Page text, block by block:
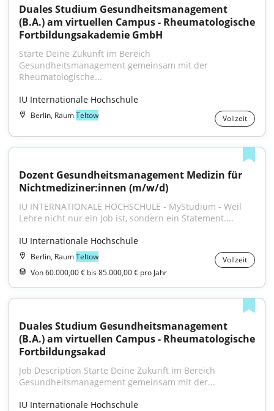
Duales Studium Gesundheitsmanagement
(B.A.) am virtuellen Campus - Rheumatologische
Fortbildungsakademie GmbH
Starte Deine Zukunft im Bereich
Gesundheitsmanagement gemeinsam mit der
Rheumatologische...
IU Internationale Hochschule
Berlin, RaumTeltow Vollzeit
Dozent Gesundheitsmanagement Medizin für
Nichtmediziner:innen (m/w/d)
IU INTERNATIONALE HOCHSCHULE - MyStudium - Weil
Lehre nicht nur ein Job ist, sondern ein Statement....
IU Internationale Hochschule
Berlin, RaumTeltow
Vollzeit
Von 60.000,00 € bis 85.000,00 € pro Jahr
Duales Studium Gesundheitsmanagement
(B.A.) am virtuellen Campus - Rheumatologische
Fortbildungsakad
Job Description Starte Deine Zukunft im Bereich
Gesundheitsmanagement gemeinsam mit der...
IU Internationale Hochschule